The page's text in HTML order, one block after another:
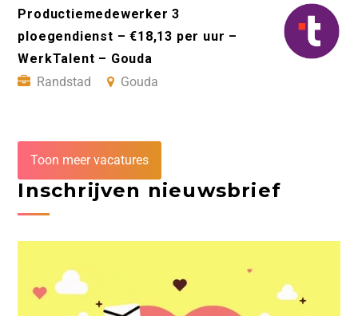
Productiemedewerker 3
ploegendienst – €18,13 per uur –
WerkTalent – Gouda
Randstad
Gouda
Toon meer vacatures
Inschrijven nieuwsbrief